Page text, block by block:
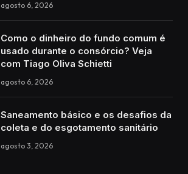
agosto 6, 2026
Como o dinheiro do fundo comum é
usado durante o consórcio? Veja
com Tiago Oliva Schietti
agosto 6, 2026
Saneamento básico e os desafios da
coleta e do esgotamento sanitário
agosto 3, 2026